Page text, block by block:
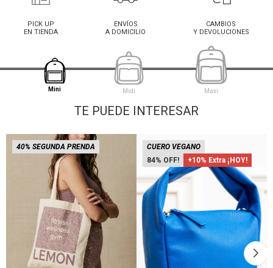
PICK UP
EN TIENDA
ENVÍOS
A DOMICILIO
CAMBIOS
Y DEVOLUCIONES
Mini Midi Maxi
TE PUEDE INTERESAR
40% SEGUNDA PRENDA
84 +10% Extra ¡HOY!
CUERO VEGANO